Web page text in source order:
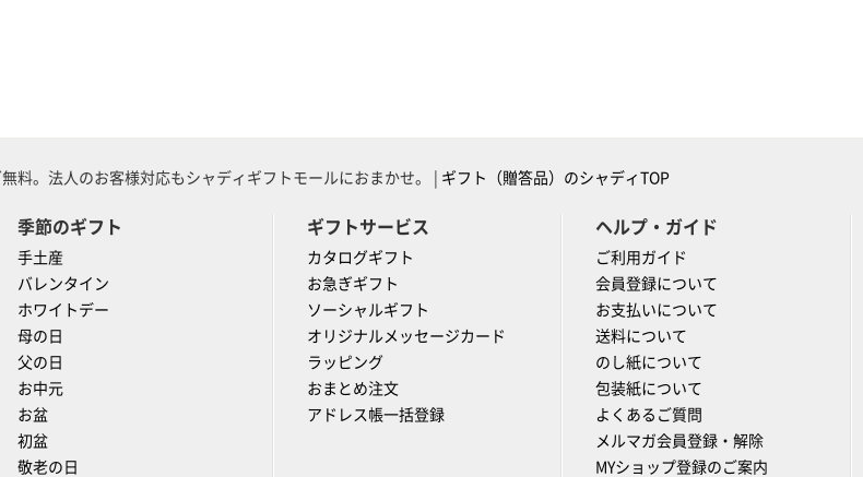
料。法人のお客様対応もシャディギフトモールにおまかせ。 | ギフト（贈答品）のシャディTOP
季節のギフト
手土産
バレンタイン
ホワイトデー
母の日
父の日
お中元
お盆
初盆
敬老の日
ギフトサービス
カタログギフト
お急ぎギフト
ソーシャルギフト
オリジナルメッセージカード
ラッピング
おまとめ注文
アドレス帳一括登録
ヘルプ・ガイド
ご利用ガイド
会員登録について
お支払いについて
送料について
のし紙について
包装紙について
よくあるご質問
メルマガ会員登録・解除
MYショップ登録のご案内